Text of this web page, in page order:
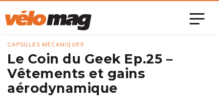
CAPSULES MÉCANIQUES
Le Coin du Geek Ep.25 –
Vêtements et gains
aérodynamique